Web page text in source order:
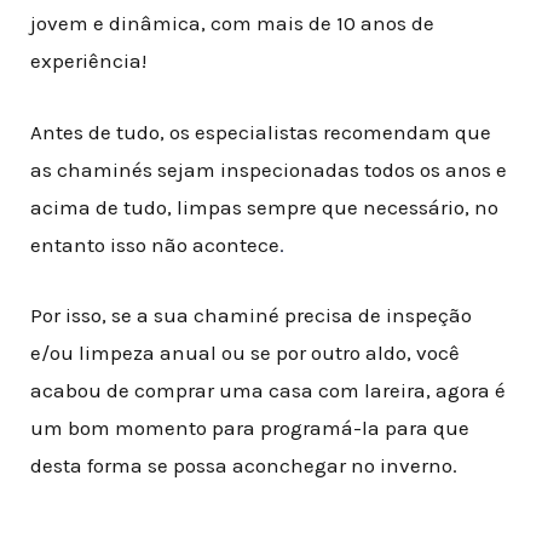
jovem e dinâmica, com mais de 10 anos de
experiência!
Antes de tudo, os especialistas recomendam que
as chaminés sejam inspecionadas todos os anos e
acima de tudo, limpas sempre que necessário, no
entanto isso não acontece.
Por isso, se a sua chaminé precisa de inspeção
e/ou limpeza anual ou se por outro aldo, você
acabou de comprar uma casa com lareira, agora é
um bom momento para programá-la para que
desta forma se possa aconchegar no inverno.